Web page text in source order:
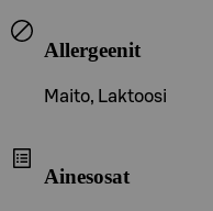
Allergeenit
Maito, Laktoosi
Ainesosat